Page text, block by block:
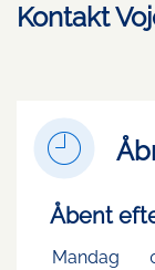
Kontakt
Åbent
Mandag